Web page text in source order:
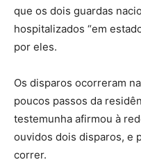
que os dois guardas
hospitalizados “em
por eles.
Os disparos ocorreram
poucos passos da
testemunha afirmou à
ouvidos dois disparos, e
correr.